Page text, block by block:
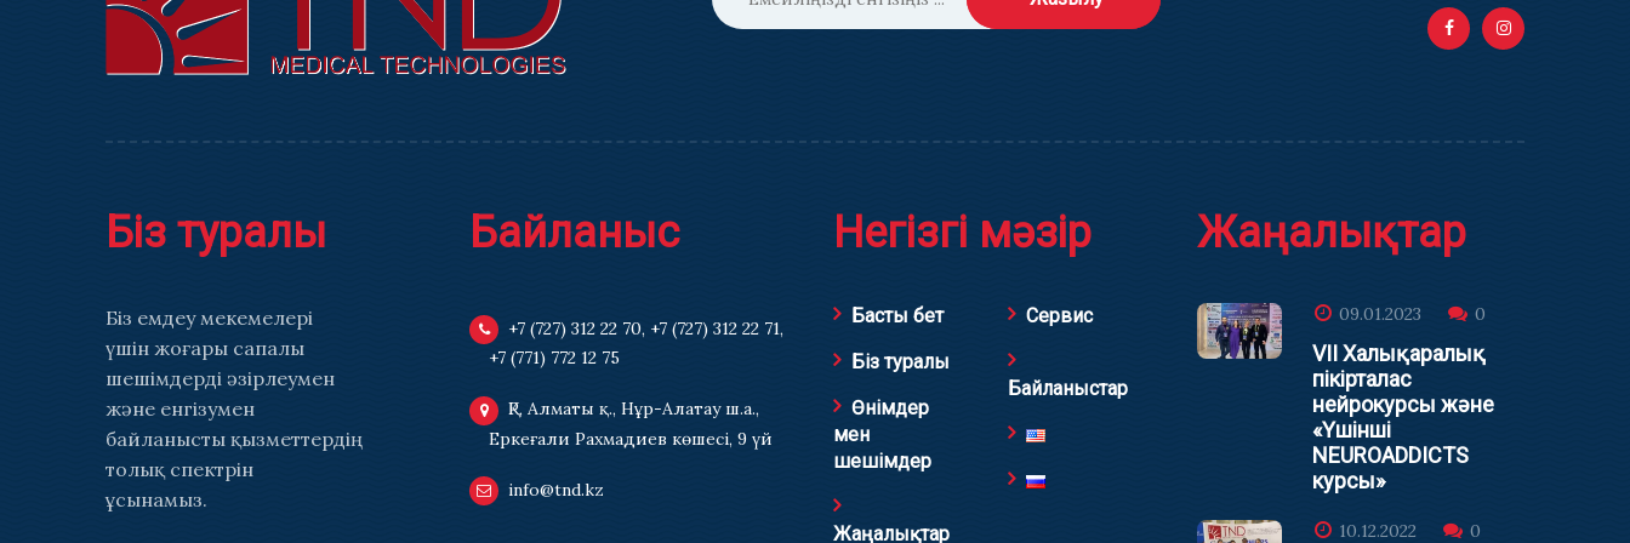
Біз туралы
Біз емдеу мекемелері
үшін жоғары сапалы
шешімдерді әзірлеумен
және енгізумен
байланысты қызметтердің
толық спектрін
ұсынамыз.
Байланыс
+7 (727) 312 22 70, +7 (727) 312 22 71,
+7 (771) 772 12 75
ҚР, Алматы қ., Нұр-Алатау ш.а.,
Еркеғали Рахмадиев көшесі, 9 үй
info@tnd.kz
Негізгі мәзір
Басты бет
Біз туралы
Өнімдер
мен
шешімдер
Жаңалықтар
Сервис
Байланыстар
Жаңалықтар
09.01.2023 0
VII Халықаралық
пікірталас
нейрокурсы және
«Үшінші
NEUROADDICTS
курсы»
10.12.2022 0